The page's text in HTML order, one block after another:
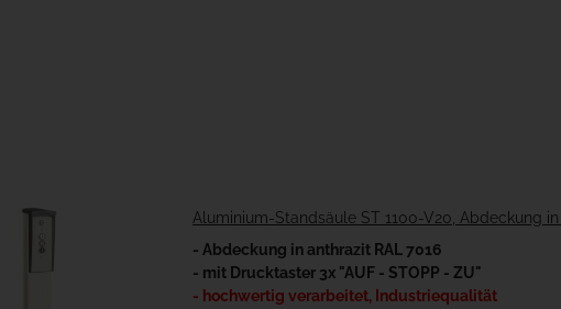
Aluminium-Standsäule ST 1100-V20, Abdeckung
- Abdeckung in anthrazit RAL 7016
- mit Drucktaster 3x "AUF - STOPP - ZU"
- hochwertig verarbeitet, Industriequalität